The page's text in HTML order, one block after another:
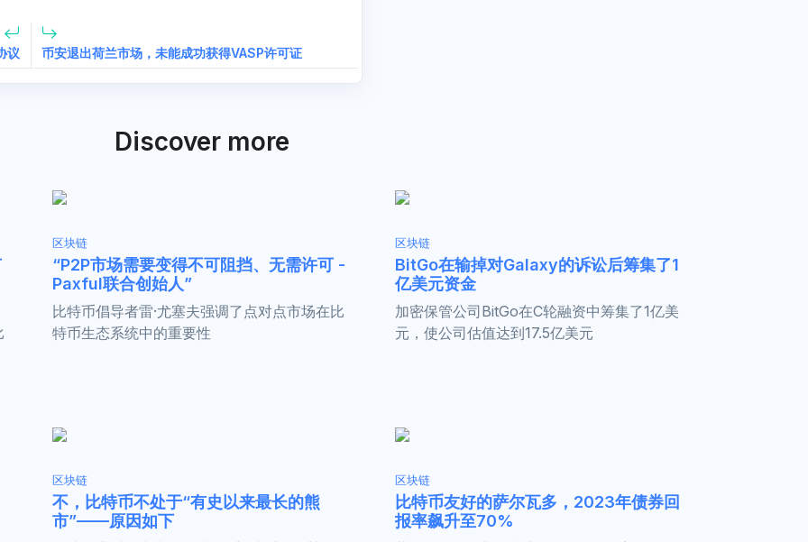
议 币安退出荷兰市场，未能成功获得VASP许可证
Discover more
区块链
“P2P市场需要变得不可阻挡、无需许可 -
Paxful联合创始人”
比特币倡导者雷·尤塞夫强调了点对点市场在比
特币生态系统中的重要性
区块链
BitGo在输掉对Galaxy的诉讼后筹集了1
亿美元资金
加密保管公司BitGo在C轮融资中筹集了1亿美
元，使公司估值达到17.5亿美元
区块链
不，比特币不处于“有史以来最长的熊
市”——原因如下
区块链
比特币友好的萨尔瓦多，2023年债券回
报率飙升至70%